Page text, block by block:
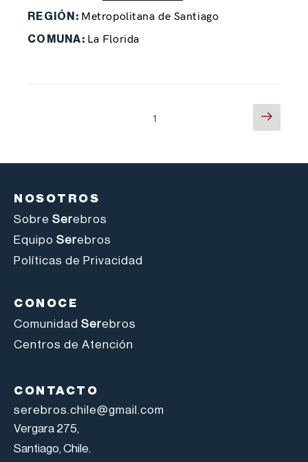
REGIÓN: Metropolitana de Santiago
COMUNA: La Florida
1
NOSOTROS
Sobre Serebros
Equipo Serebros
Políticas de Privacidad
CONOCE
Comunidad Serebros
Centros de Atención
CONTACTO
serebros.chile@gmail.com
Vergara 275,
Santiago, Chile.